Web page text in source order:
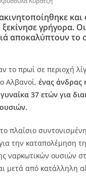
και
γρήγορα.
αποκαλύπτουν το
το πρωί σε περιοχή
Αλβανοί, ένας άνδρας
37 ετών για
πλαίσιο
την καταπολέμηση
ναρκωτικών ουσιών
μετά από κατάλληλη